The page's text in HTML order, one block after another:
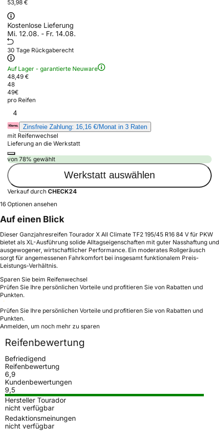
53,98 €
Kostenlose Lieferung
Mi. 12.08. - Fr. 14.08.
30 Tage Rückgaberecht
Auf Lager - garantierte Neuware
48,49 €
48
49€
pro Reifen
4
Zinsfreie Zahlung: 16,16 €/Monat in 3 Raten
mit Reifenwechsel
Lieferung an die Werkstatt
von 78% gewählt
Werkstatt auswählen
Verkauf durch CHECK24
16 Optionen ansehen
Auf einen Blick
Dieser Ganzjahresreifen Tourador X All Climate TF2 195/45 R16 84 V für PKW
bietet als XL-Ausführung solide Alltagseigenschaften mit guter Nasshaftung und
ausgewogener, wirtschaftlicher Performance. Ein moderates Rollgeräusch
sorgt für angemessenen Fahrkomfort bei insgesamt funktionalem Preis-
Leistungs-Verhältnis.
Sparen Sie beim Reifenwechsel
Prüfen Sie Ihre persönlichen Vorteile und profitieren Sie von Rabatten und
Punkten.
Prüfen Sie Ihre persönlichen Vorteile und profitieren Sie von Rabatten und
Punkten.
Anmelden, um noch mehr zu sparen
Reifenbewertung
Befriedigend
Reifenbewertung
6,9
Kundenbewertungen
9,5
Hersteller Tourador
nicht verfügbar
Redaktionsmeinungen
nicht verfügbar